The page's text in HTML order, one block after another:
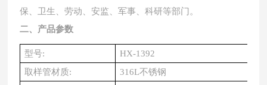
保、卫生、劳动、安监、军事、科研等部门。
二、产品参数
型号:
HX-1392
取样管材质:
316L不锈钢